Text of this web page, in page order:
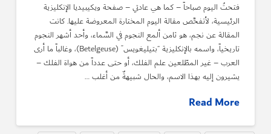
فتحتُ اليوم صباحاً – كما هي عادتي – صفحة ويكيبيديا الإنكليزية
الرئيسية، لأتفحَّص مقالة اليوم المختارة المعروضة عليها. كانت
المقالة عن نجم، هو ثامن ألمع النجوم في السَّماء، وأحد أشهر النجوم
تاريخياً، واسمه بالإنكليزية “بتيليغويس” (Betelgeuse)، وغالباً ما أرى
العرب – غير المطّلعين علم الفلك، أو حتى عدداً من هواة الفلك –
يشيرون إليه بهذا الاسم، والحال شبيهةٌ من أغلب …
Read More